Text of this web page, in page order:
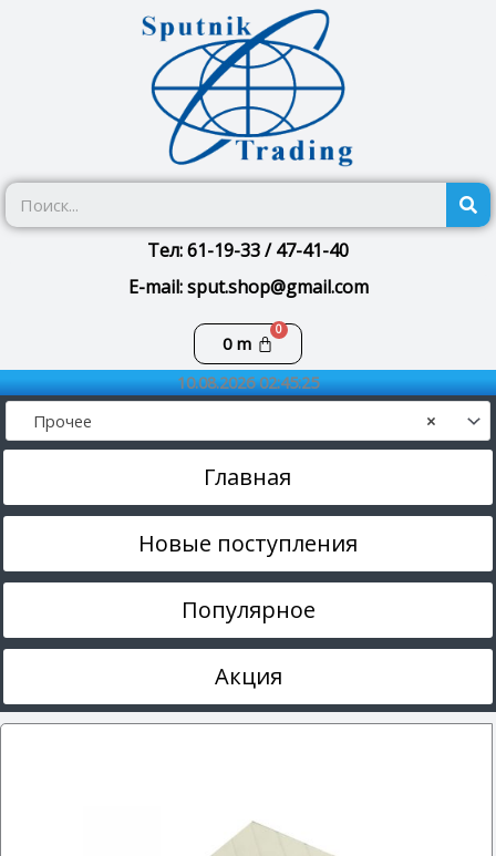
Тел: 61-19-33 / 47-41-40
E-mail: sput.shop@gmail.com
0m
Корзина
10.08.2026 02:45:25
×
Прочее
Главная
Новые поступления
Популярное
Акция